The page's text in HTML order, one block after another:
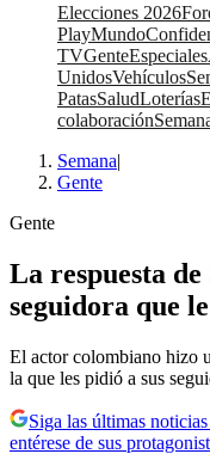
Elecciones 2026
PlayMundo
TVGenteEspeciales
UnidosVehículos
PatasSaludLoterías
colaboración
Semana|
Gente
Gente
La respuesta
seguidora que
El actor colombiano hizo
la que les pidió a sus
Siga las últimas
entérese de sus